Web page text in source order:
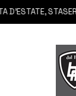
STASERA IL